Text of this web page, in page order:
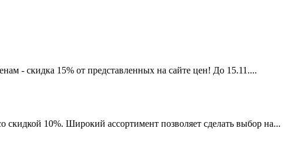
- скидка 15% от представленных на сайте цен! До 15.11....
скидкой 10%. Широкий ассортимент позволяет сделать выбор на...